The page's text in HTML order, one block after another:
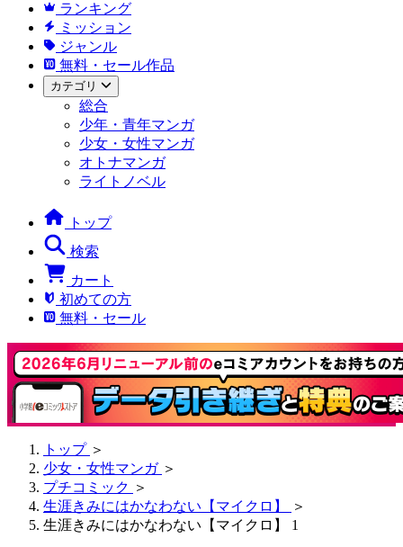
ランキング
ミッション
ジャンル
無料・セール作品
カテゴリ
総合
少年・青年マンガ
少女・女性マンガ
オトナマンガ
ライトノベル
トップ
検索
カート
初めての方
無料・セール
トップ ＞
少女・女性マンガ ＞
プチコミック ＞
生涯きみにはかなわない【マイクロ】
＞
生涯きみにはかなわない【マイクロ】 1